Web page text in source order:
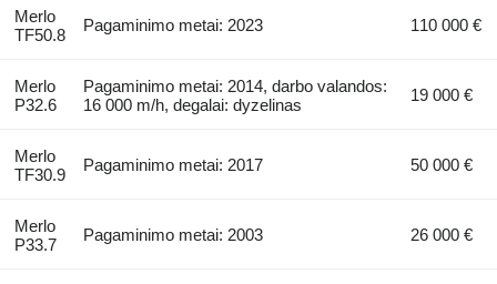
Merlo
TF50.8
Pagaminimo metai: 2023 110 000 €
Merlo
P32.6
Pagaminimo metai: 2014, darbo valandos:
16 000 m/h, degalai: dyzelinas
19 000 €
Merlo
TF30.9
Pagaminimo metai: 2017 50 000 €
Merlo
P33.7
Pagaminimo metai: 2003 26 000 €